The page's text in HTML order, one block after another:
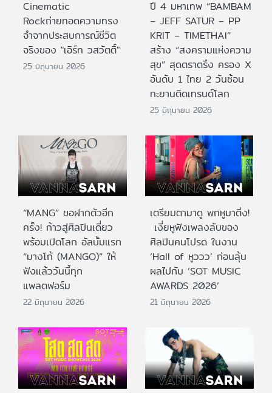
Cinematic
Rockถ่ายทอดความทรง
จำจากประสบการณ์ชีวิต
จริงของ "เอิร์ท วสวัตติ์"
25 มิถุนายน 2026
ปี 4 มหาเทพ “BAMBAM
– JEFF SATUR – PP
KRIT – TIMETHAI”
สร้าง “สงครามแห่งความ
สุข” สุดตราตรึง ครอง X
อันดับ 1 ไทย 2 วันซ้อน
ทะยานติดเทรนด์โลก
25 มิถุนายน 2026
“MANG” ขอฝากตัวอีก
ครั้ง! ก้าวสู่ศิลปินเดี่ยว
พร้อมเปิดโลก อัลบั้มแรก
“มางโก้ (MANGO)” ให้
ฟังแล้ววันนี้ทุก
แพลตฟอร์ม
22 มิถุนายน 2026
เตรียมตามาดู พกหูมาติ่ง!
เงี่ยหูฟังเพลงลับของ
ศิลปินคนโปรด ในงาน
‘Hall of หูววว’ ก่อนลุ้น
ผลไปกับ ‘SOT MUSIC
AWARDS 2026’
21 มิถุนายน 2026